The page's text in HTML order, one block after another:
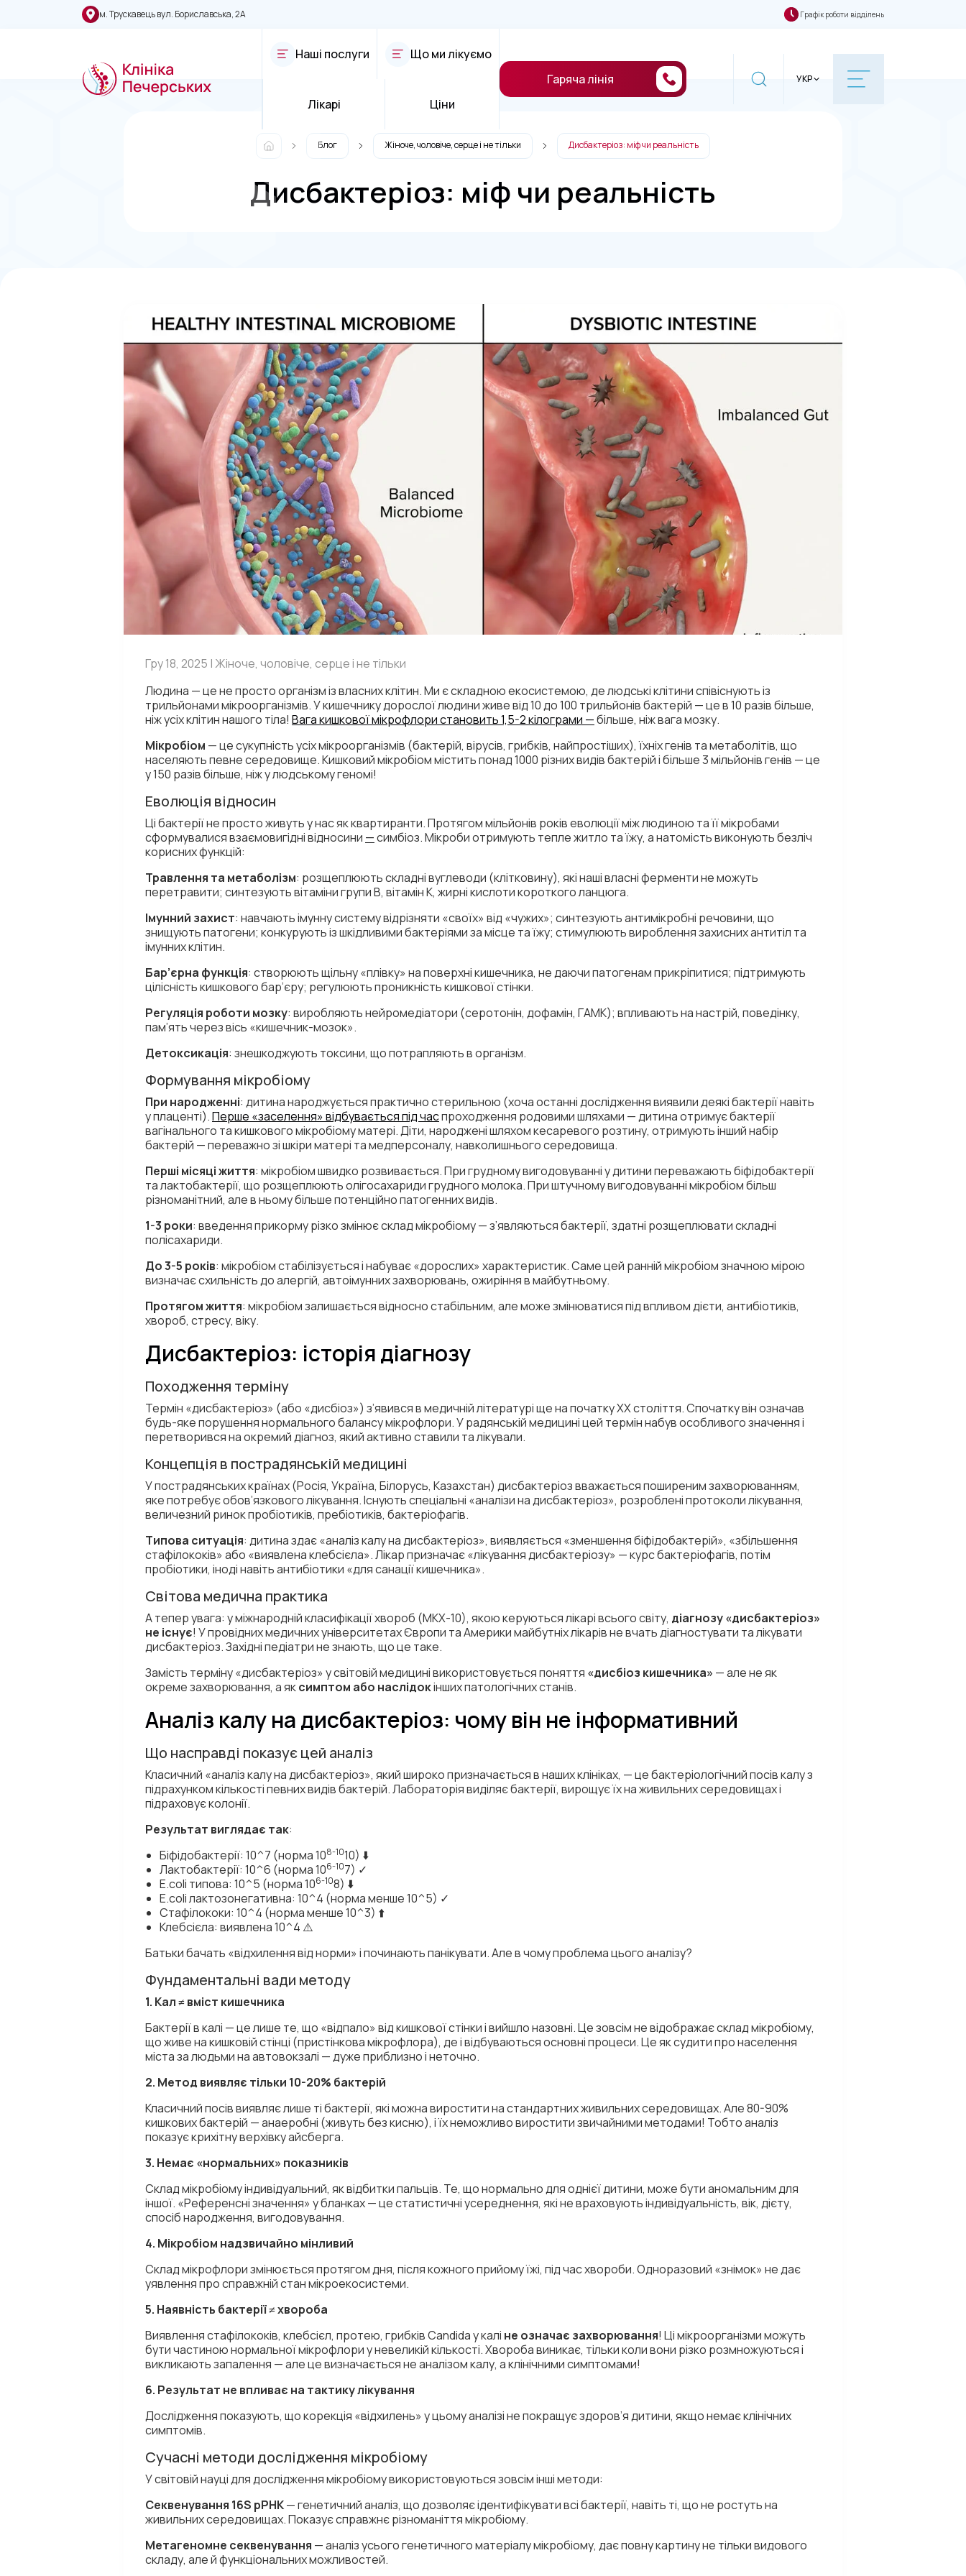
м. Трускавець вул. Бориславська, 2А Графік роботи відділень
Наші послуги Що ми лікуємо
Лікарі Ціни
Гаряча лінія УКР
Блог Жіноче, чоловіче, серце і не тільки Дисбактеріоз: міф чи реальність
Дисбактеріоз: міф чи реальність
Гру 18, 2025 | Жіноче, чоловіче, серце і не тільки
Людина — це не просто організм із власних клітин. Ми є складною екосистемою, де людські клітини співіснують із
трильйонами мікроорганізмів. У кишечнику дорослої людини живе від 10 до 100 трильйонів бактерій — це в 10 разів більше,
ніж усіх клітин нашого тіла! Вага кишкової мікрофлори становить 1,5-2 кілограми —більше, ніж вага мозку.
Мікробіом — це сукупність усіх мікроорганізмів (бактерій, вірусів, грибків, найпростіших), їхніх генів та метаболітів, що
населяють певне середовище. Кишковий мікробіом містить понад 1000 різних видів бактерій і більше 3 мільйонів генів — це
у 150 разів більше, ніж у людському геномі!
Еволюція відносин
Ці бактерії не просто живуть у нас як квартиранти. Протягом мільйонів років еволюції між людиною та її мікробами
сформувалися взаємовигідні відносини —симбіоз. Мікроби отримують тепле житло та їжу, а натомість виконують безліч
корисних функцій:
Травлення та метаболізм: розщеплюють складні вуглеводи (клітковину), які наші власні ферменти не можуть
перетравити; синтезують вітаміни групи В, вітамін К, жирні кислоти короткого ланцюга.
Імунний захист: навчають імунну систему відрізняти «своїх» від «чужих»; синтезують антимікробні речовини, що
знищують патогени; конкурують із шкідливими бактеріями за місце та їжу; стимулюють вироблення захисних антитіл та
імунних клітин.
Бар’єрна функція: створюють щільну «плівку» на поверхні кишечника, не даючи патогенам прикріпитися; підтримують
цілісність кишкового бар’єру; регулюють проникність кишкової стінки.
Регуляція роботи мозку: виробляють нейромедіатори (серотонін, дофамін, ГАМК); впливають на настрій, поведінку,
пам’ять через вісь «кишечник-мозок».
Детоксикація: знешкоджують токсини, що потрапляють в організм.
Формування мікробіому
При народженні: дитина народжується практично стерильною (хоча останні дослідження виявили деякі бактерії навіть
у плаценті).Перше «заселення» відбувається під часпроходження родовими шляхами — дитина отримує бактерії
вагінального та кишкового мікробіому матері. Діти, народжені шляхом кесаревого розтину, отримують інший набір
бактерій — переважно зі шкіри матері та медперсоналу, навколишнього середовища.
Перші місяці життя: мікробіом швидко розвивається. При грудному вигодовуванні у дитини переважають біфідобактерії
та лактобактерії, що розщеплюють олігосахариди грудного молока. При штучному вигодовуванні мікробіом більш
різноманітний, але в ньому більше потенційно патогенних видів.
1-3 роки: введення прикорму різко змінює склад мікробіому — з’являються бактерії, здатні розщеплювати складні
полісахариди.
До 3-5 років: мікробіом стабілізується і набуває «дорослих» характеристик. Саме цей ранній мікробіом значною мірою
визначає схильність до алергій, автоімунних захворювань, ожиріння в майбутньому.
Протягом життя: мікробіом залишається відносно стабільним, але може змінюватися під впливом дієти, антибіотиків,
хвороб, стресу, віку.
Дисбактеріоз: історія діагнозу
Походження терміну
Термін «дисбактеріоз» (або «дисбіоз») з’явився в медичній літературі ще на початку XX століття. Спочатку він означав
будь-яке порушення нормального балансу мікрофлори. У радянській медицині цей термін набув особливого значення і
перетворився на окремий діагноз, який активно ставили та лікували.
Концепція в пострадянській медицині
У пострадянських країнах (Росія, Україна, Білорусь, Казахстан) дисбактеріоз вважається поширеним захворюванням,
яке потребує обов’язкового лікування. Існують спеціальні «аналізи на дисбактеріоз», розроблені протоколи лікування,
величезний ринок пробіотиків, пребіотиків, бактеріофагів.
Типова ситуація: дитина здає «аналіз калу на дисбактеріоз», виявляється «зменшення біфідобактерій», «збільшення
стафілококів» або «виявлена клебсієла». Лікар призначає «лікування дисбактеріозу» — курс бактеріофагів, потім
пробіотики, іноді навіть антибіотики «для санації кишечника».
Світова медична практика
А тепер увага: у міжнародній класифікації хвороб (МКХ-10), якою керуються лікарі всього світу, діагнозу «дисбактеріоз»
не існує! У провідних медичних університетах Європи та Америки майбутніх лікарів не вчать діагностувати та лікувати
дисбактеріоз. Західні педіатри не знають, що це таке.
Замість терміну «дисбактеріоз» у світовій медицині використовується поняття «дисбіоз кишечника» — але не як
окреме захворювання, а яксимптом або наслідокінших патологічних станів.
Аналіз калу на дисбактеріоз: чому він не інформативний
Що насправді показує цей аналіз
Класичний «аналіз калу на дисбактеріоз», який широко призначається в наших клініках, — це бактеріологічний посів калу з
підрахунком кількості певних видів бактерій. Лабораторія виділяє бактерії, вирощує їх на живильних середовищах і
підраховує колонії.
Результат виглядає так:
Біфідобактерії: 10^7 (норма 108-1010) ⬇️
Лактобактерії: 10^6 (норма 106-107) ✓
E.coli типова: 10^5 (норма 106-108) ⬇️
E.coli лактозонегативна: 10^4 (норма менше 10^5) ✓
Стафілококи: 10^4 (норма менше 10^3) ⬆️
Клебсієла: виявлена 10^4 ⚠️
Батьки бачать «відхилення від норми» і починають панікувати. Але в чому проблема цього аналізу?
Фундаментальні вади методу
1. Кал ≠ вміст кишечника
Бактерії в калі — це лише те, що «відпало» від кишкової стінки і вийшло назовні. Це зовсім не відображає склад мікробіому,
що живе на кишковій стінці (пристінкова мікрофлора), де і відбуваються основні процеси. Це як судити про населення
міста за людьми на автовокзалі — дуже приблизно і неточно.
2. Метод виявляє тільки 10-20% бактерій
Класичний посів виявляє лише ті бактерії, які можна виростити на стандартних живильних середовищах. Але 80-90%
кишкових бактерій — анаеробні (живуть без кисню), і їх неможливо виростити звичайними методами! Тобто аналіз
показує крихітну верхівку айсберга.
3. Немає «нормальних» показників
Склад мікробіому індивідуальний, як відбитки пальців. Те, що нормально для однієї дитини, може бути аномальним для
іншої. «Референсні значення» у бланках — це статистичні усереднення, які не враховують індивідуальність, вік, дієту,
спосіб народження, вигодовування.
4. Мікробіом надзвичайно мінливий
Склад мікрофлори змінюється протягом дня, після кожного прийому їжі, під час хвороби. Одноразовий «знімок» не дає
уявлення про справжній стан мікроекосистеми.
5. Наявність бактерії ≠ хвороба
Виявлення стафілококів, клебсієл, протею, грибків Candida у калі не означає захворювання! Ці мікроорганізми можуть
бути частиною нормальної мікрофлори у невеликій кількості. Хвороба виникає, тільки коли вони різко розмножуються і
викликають запалення — але це визначається не аналізом калу, а клінічними симптомами!
6. Результат не впливає на тактику лікування
Дослідження показують, що корекція «відхилень» у цьому аналізі не покращує здоров’я дитини, якщо немає клінічних
симптомів.
Сучасні методи дослідження мікробіому
У світовій науці для дослідження мікробіому використовуються зовсім інші методи:
Секвенування 16S рРНК— генетичний аналіз, що дозволяє ідентифікувати всі бактерії, навіть ті, що не ростуть на
живильних середовищах. Показує справжнє різноманіття мікробіому.
Метагеномне секвенування — аналіз усього генетичного матеріалу мікробіому, дає повну картину не тільки видового
складу, але й функціональних можливостей.